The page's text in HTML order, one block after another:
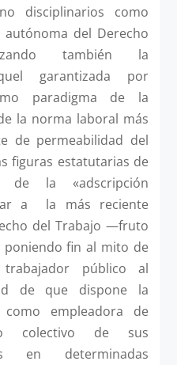
disciplinarios como
del Derecho
también la
garantizada por
paradigma de la
la norma laboral más
de permeabilidad del
figuras estatutarias de
de la «adscripción
a la más reciente
del Trabajo —fruto
fin al mito de
público al
de que dispone la
como empleadora de
colectivo de sus
en determinadas